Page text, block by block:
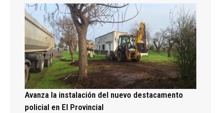
Avanza la instalación del nuevo destacamento
policial en El Provincial